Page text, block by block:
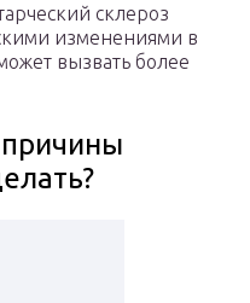
склероз
изменениями в
вызвать более